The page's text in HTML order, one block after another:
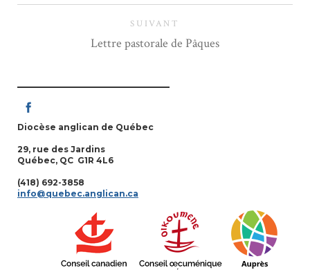
SUIVANT
Lettre pastorale de Pâques
Diocèse anglican de Québec
29, rue des Jardins
Québec, QC G1R 4L6
(418) 692-3858
info@quebec.anglican.ca